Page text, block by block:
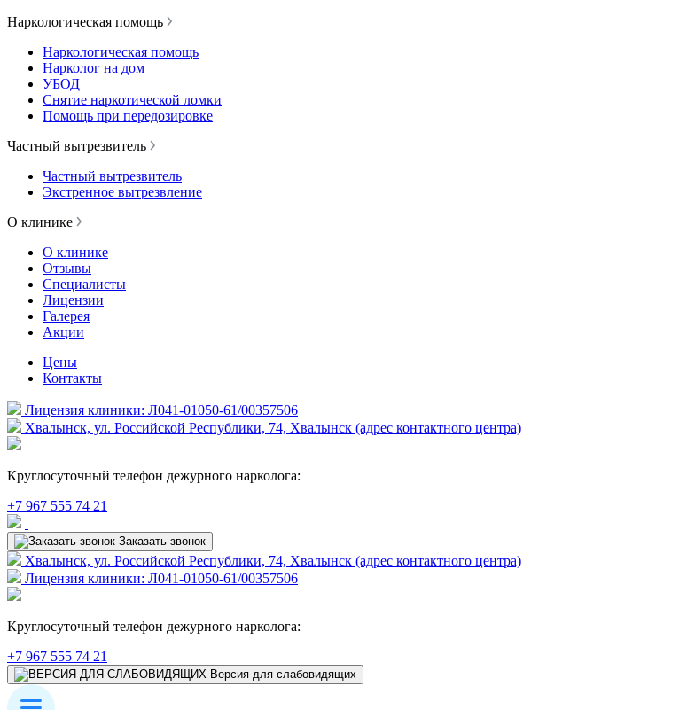
Наркологическая помощь
Наркологическая помощь
Нарколог на дом
УБОД
Снятие наркотической ломки
Помощь при передозировке
Частный вытрезвитель
Частный вытрезвитель
Экстренное вытрезвление
О клинике
О клинике
Отзывы
Специалисты
Лицензии
Галерея
Акции
Цены
Контакты
Лицензия клиники: Л041-01050-61/00357506
Хвалынск, ул. Российской Республики, 74, Хвалынск (адрес контактного центра)
Круглосуточный телефон дежурного нарколога:
+7 967 555 74 21
Заказать звонок
Хвалынск, ул. Российской Республики, 74, Хвалынск (адрес контактного центра)
Лицензия клиники: Л041-01050-61/00357506
Круглосуточный телефон дежурного нарколога:
+7 967 555 74 21
Версия для слабовидящих